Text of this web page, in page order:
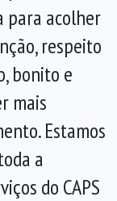
para acolher
respeito
bonito e
mais
Estamos
a
do CAPS